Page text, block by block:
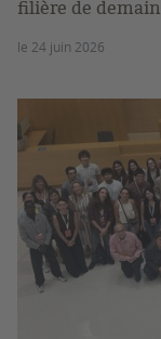
filière de demain
le 24 juin 2026